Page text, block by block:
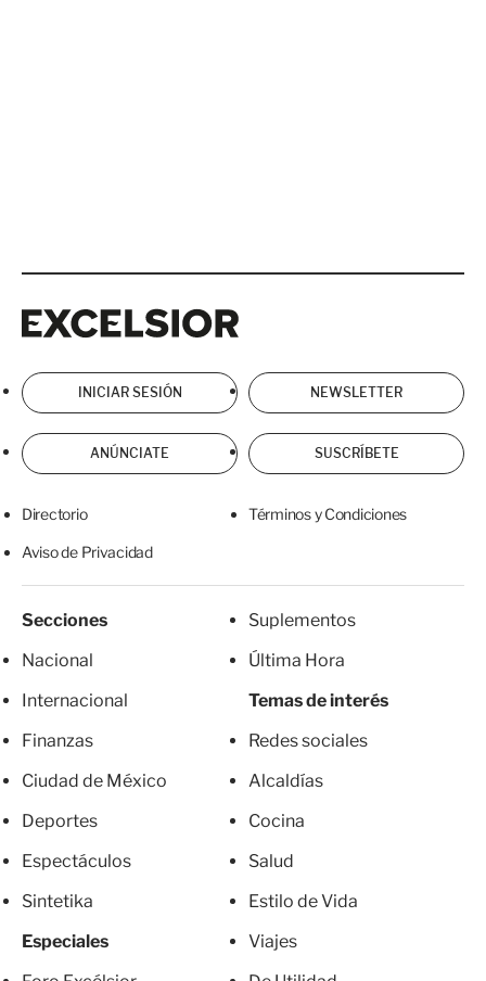
INICIAR SESIÓN NEWSLETTER
ANÚNCIATE SUSCRÍBETE
Directorio Términos y Condiciones
Aviso de Privacidad
Secciones
Nacional
Internacional
Finanzas
Ciudad de México
Deportes
Espectáculos
Sintetika
Especiales
Suplementos
Última Hora
Temas de interés
Redes sociales
Alcaldías
Cocina
Salud
Estilo de Vida
Viajes